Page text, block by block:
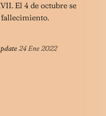
El 4 de octubre se
24 Ene 2022